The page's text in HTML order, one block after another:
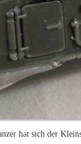
hat sich der